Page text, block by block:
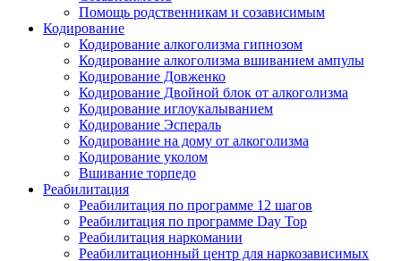
Помощь родственникам и созависимым
Кодирование
Кодирование алкоголизма гипнозом
Кодирование алкоголизма вшиванием ампулы
Кодирование Довженко
Кодирование Двойной блок от алкоголизма
Кодирование иглоукалыванием
Кодирование Эспераль
Кодирование на дому от алкоголизма
Кодирование уколом
Вшивание торпедо
Реабилитация
Реабилитация по программе 12 шагов
Реабилитация по программе Day Top
Реабилитация наркомании
Реабилитационный центр для наркозависимых